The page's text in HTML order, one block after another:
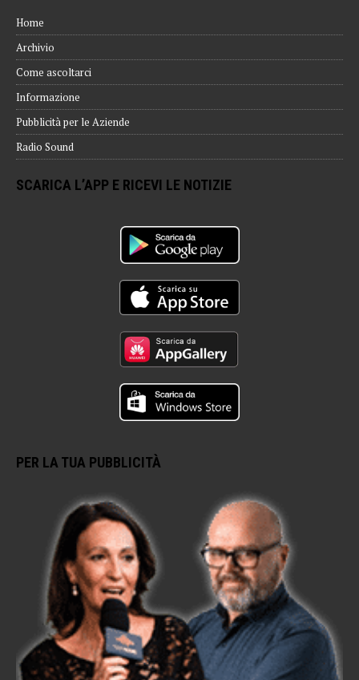
Home
Archivio
Come ascoltarci
Informazione
Pubblicità per le Aziende
Radio Sound
SCARICA L’APP E RICEVI LE NOTIZIE
PER LA TUA PUBBLICITÀ